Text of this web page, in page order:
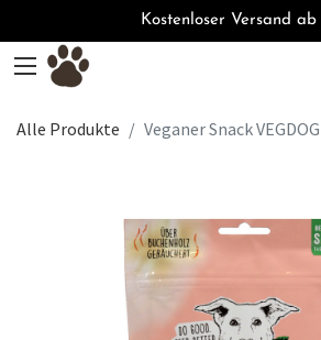
Kostenloser Versand
Alle Produkte Veganer Snack VEGDOG